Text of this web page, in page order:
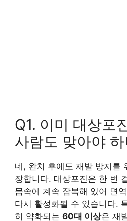
Q1. 이미 대상포
사람도 맞아야
네, 완치 후에도 재발 방지를
장합니다. 대상포진은 한 번
몸속에 계속 잠복해 있어 면
다시 활성화될 수 있습니다.
히 약화되는 60대 이상은 재